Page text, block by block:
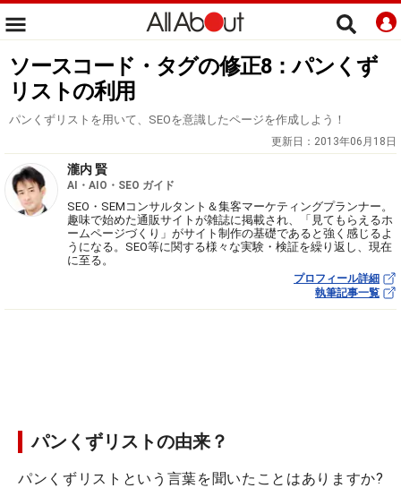
ソースコード・タグの修正8：パンくず
リストの利用
パンくずリストを用いて、SEOを意識したページを作成しよう！
更新日： 2013年06月18日
瀧内 賢
AI・AIO・SEO ガイド
SEO・SEMコンサルタント＆集客マーケティングプランナー。
趣味で始めた通販サイトが雑誌に掲載され、「見てもらえるホ
ームページづくり」がサイト制作の基礎であると強く感じるよ
うになる。SEO等に関する様々な実験・検証を繰り返し、現在
に至る。
プロフィール詳細
執筆記事一覧
パンくずリストの由来？
パンくずリストという言葉を聞いたことはありますか?